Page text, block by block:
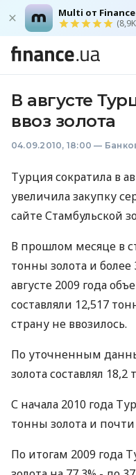
Multi от
В августе
ввоз золота
04.09.2010, 18:00 —
Турция сократила в
увеличила закупку
сайте Стамбульской
В прошлом месяце в
тонны золота и
августе 2009 года
составляли 12,517
страну не ввозилось.
По уточненным
золота составлял
С начала 2010 года
тонны золота и
По итогам 2009 года